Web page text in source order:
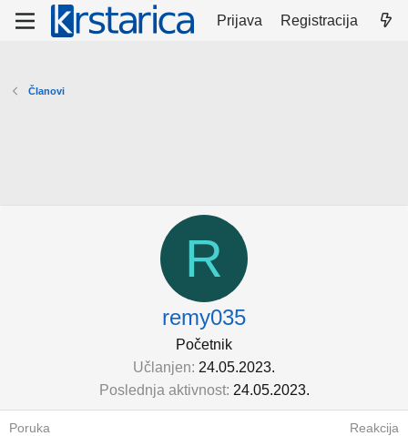
Prijava Registracija
Članovi
R
remy035
Početnik
Učlanjen 24.05.2023.
Poslednja aktivnost 24.05.2023.
Poruka Reakcija